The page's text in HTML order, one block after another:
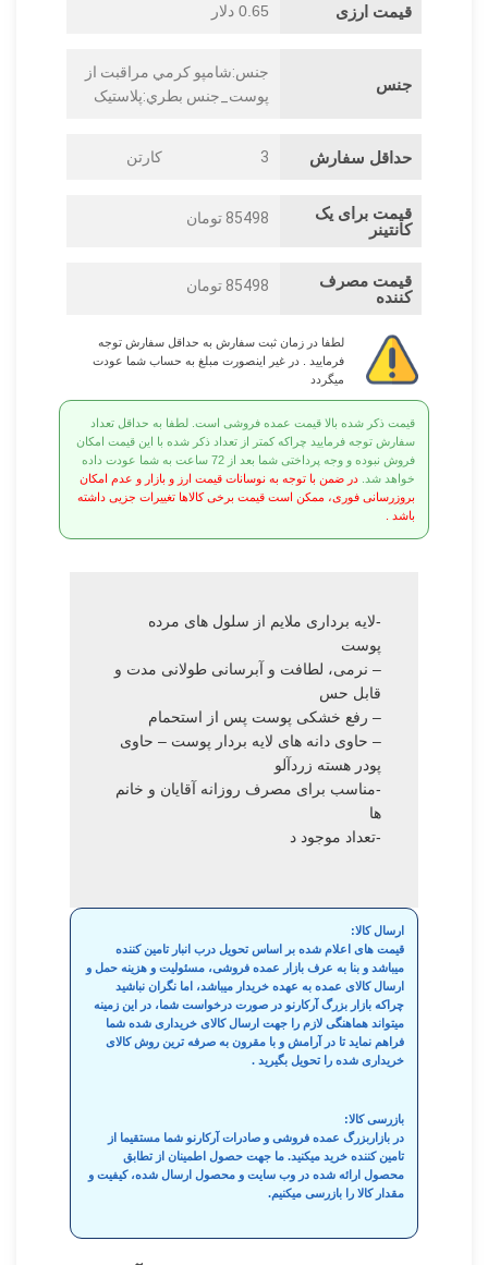
قیمت ارزی 0.65 دلار
جنس
جنس:شامپو کرمي مراقبت از
پوست_جنس بطري:پلاستيک
حداقل سفارش 3 کارتن
قیمت برای یک
کانتینر
85498 تومان
قیمت مصرف
کننده
85498 تومان
لطفا در زمان ثبت سفارش به حداقل سفارش توجه
فرمایید . در غیر اینصورت مبلغ به حساب شما عودت
میگردد
قیمت ذکر شده بالا قیمت عمده فروشی است. لطفا به حداقل تعداد
سفارش توجه فرمایید چراکه کمتر از تعداد ذکر شده با این قیمت امکان
فروش نبوده و وجه پرداختی شما بعد از 72 ساعت به شما عودت داده
خواهد شد. در ضمن با توجه به نوسانات قیمت ارز و بازار و عدم امکان
بروزرسانی فوری، ممکن است قیمت برخی کالاها تغییرات جزیی داشته
باشد .
-لایه برداری ملایم از سلول های مرده
پوست
– نرمی، لطافت و آبرسانی طولانی مدت و
قابل حس
– رفع خشکی پوست پس از استحمام
– حاوی دانه های لایه بردار پوست – حاوی
پودر هسته زردآلو
-مناسب برای مصرف روزانه آقایان و خانم
ها
-تعداد موجود د
ارسال کالا:
قیمت های اعلام شده بر اساس تحویل درب انبار تامین کننده
میباشد و بنا به عرف بازار عمده فروشی، مسئولیت و هزینه حمل و
ارسال کالای عمده به عهده خریدار میباشد، اما نگران نباشید
چراکه بازار بزرگ آرکارنو در صورت درخواست شما، در این زمینه
میتواند هماهنگی لازم را جهت ارسال کالای خریداری شده شما
فراهم نماید تا در آرامش و با مقرون به صرفه ترین روش کالای
خریداری شده را تحویل بگیرید .
بازرسی کالا:
در بازاربزرگ عمده فروشی و صادرات آرکارنو شما مستقیما از
تامین کننده خرید میکنید. ما جهت حصول اطمینان از تطابق
محصول ارائه شده در وب سایت و محصول ارسال شده، کیفیت و
مقدار کالا را بازرسی میکنیم.